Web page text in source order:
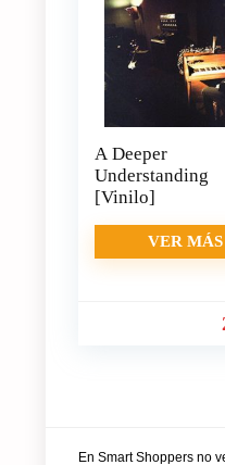
A Deeper
Understanding
[Vinilo]
VER MÁS
En Smart Shoppers no